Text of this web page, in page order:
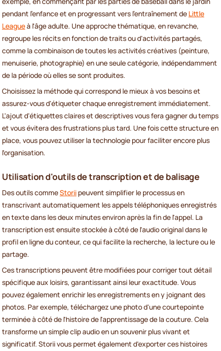
pendant l'enfance et en progressant vers l'entraînement de Little
Leagueà l'âge adulte. Une approche thématique, en revanche,
regroupe les récits en fonction de traits ou d'activités partagés,
comme la combinaison de toutes les activités créatives (peinture,
menuiserie, photographie) en une seule catégorie, indépendamment
de la période où elles se sont produites.
Choisissez la méthode qui correspond le mieux à vos besoins et
assurez-vous d'étiqueter chaque enregistrement immédiatement.
L'ajout d'étiquettes claires et descriptives vous fera gagner du temps
et vous évitera des frustrations plus tard. Une fois cette structure en
place, vous pouvez utiliser la technologie pour faciliter encore plus
l'organisation.
Utilisation d'outils de transcription et de balisage
Des outils commeStorii peuvent simplifier le processus en
transcrivant automatiquement les appels téléphoniques enregistrés
en texte dans les deux minutes environ après la fin de l'appel. La
transcription est ensuite stockée à côté de l'audio original dans le
profil en ligne du conteur, ce qui facilite la recherche, la lecture ou le
partage.
Ces transcriptions peuvent être modifiées pour corriger tout détail
spécifique aux loisirs, garantissant ainsi leur exactitude. Vous
pouvez également enrichir les enregistrements en y joignant des
photos. Par exemple, téléchargez une photo d'une courtepointe
terminée à côté de l'histoire de l'apprentissage de la couture. Cela
transforme un simple clip audio en un souvenir plus vivant et
significatif. Storii vous permet également d'exporter ces histoires